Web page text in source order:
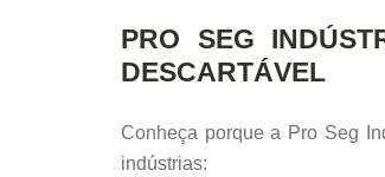
PRO SEG
DESCARTÁVEL
Conheça porque a Pro Seg
indústrias: